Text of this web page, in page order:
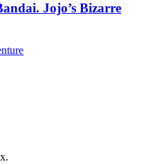
Jojo’s Bizarre